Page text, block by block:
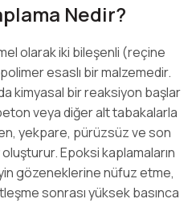
Nedir?
olarak iki bileşenli (reçine
esaslı bir malzemedir.
kimyasal bir reaksiyon başlar
veya diğer alt tabakalarla
yekpare, pürüzsüz ve son
Epoksi kaplamaların
gözeneklerine nüfuz etme,
sonrası yüksek basınca